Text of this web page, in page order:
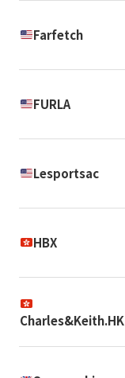
Farfetch
FURLA
Lesportsac
HBX
Charles&Keith.HK